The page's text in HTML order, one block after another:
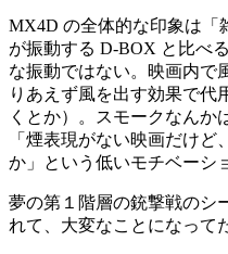
MX4D の全体的な印象は「
が振動する D-BOX と比べ
な振動ではない。映画内で
りあえず風を出す効果で代
くとか）。スモークなんか
「煙表現がない映画だけど
か」という低いモチベーシ
夢の第１階層の銃撃戦のシ
れて、大変なことになって